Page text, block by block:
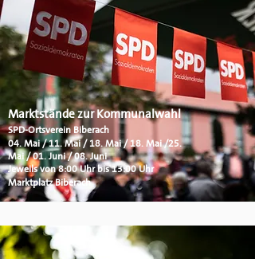
Marktstände zur Kommunalwahl
SPD-Ortsverein Biberach
04. Mai / 11. Mai / 18. Mai / 18. Mai /25.
Mai / 01. Juni / 08. Juni
Jeweils von 8:00 Uhr bis 13:00 Uhr
Marktplatz Biberach